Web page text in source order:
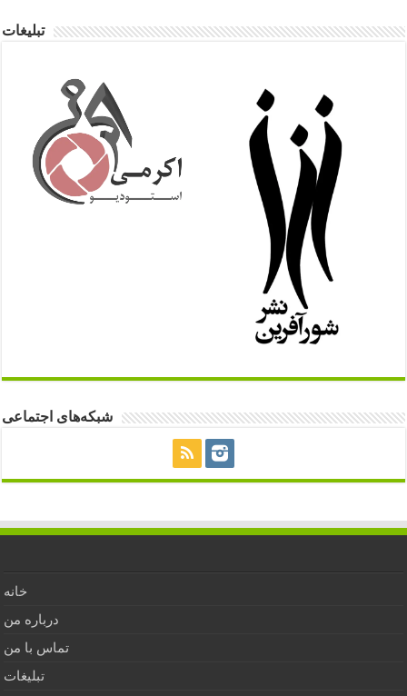
تبلیغات
شبکه‌های اجتماعی
خانه
درباره من
تماس با من
تبلیغات